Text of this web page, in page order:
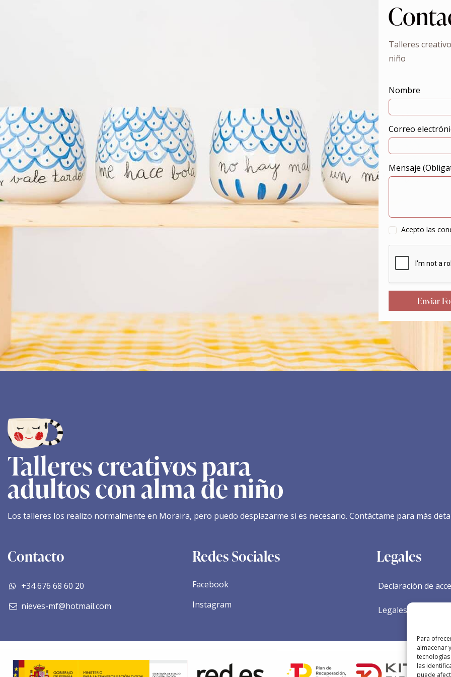
Para
almacenar
las
puede
Talleres
niño
Nombre
Correo
Mensaje
Acepto las
Enviar
Talleres creativos para
adultos con alma de niño
Los talleres los realizo normalmente en Moraira, pero puedo desplazarme si es necesario. Contáctame para más
Contacto
+34 676 68 60 20
nieves-mf@hotmail.com
Redes Sociales
Facebook
Instagram
Legales
Declaración de
Legales